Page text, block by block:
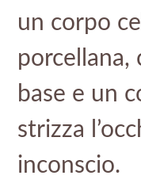
un corpo
porcellana,
base e un
strizza
inconscio.